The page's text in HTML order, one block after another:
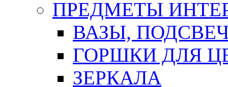
ПРЕДМЕТЫ
ВАЗЫ,
ГОРШКИ ДЛЯ
ЗЕРКАЛА